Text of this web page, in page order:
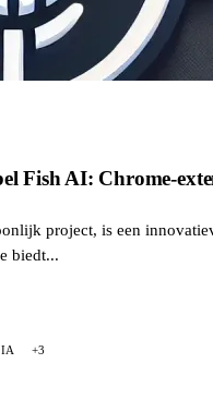
Fish AI: Chrome-
project, is een
biedt...
IA +3